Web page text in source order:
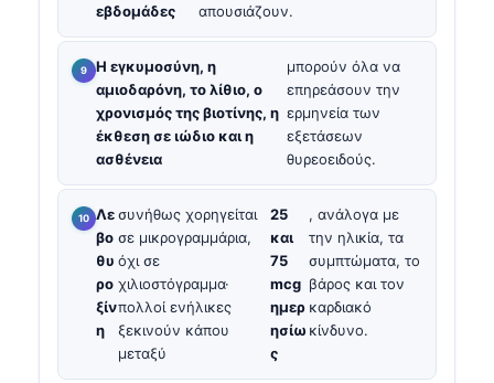
εβδομάδες
απουσιάζουν.
Η εγκυμοσύνη, η
αμιοδαρόνη, το λίθιο, ο
χρονισμός της βιοτίνης, η
έκθεση σε ιώδιο και η
ασθένεια
μπορούν όλα να
επηρεάσουν την
ερμηνεία των
εξετάσεων
θυρεοειδούς.
Λε
βο
θυ
ρο
ξίν
η
συνήθως χορηγείται
σε μικρογραμμάρια,
όχι σε
χιλιοστόγραμμα·
πολλοί ενήλικες
ξεκινούν κάπου
μεταξύ
25
και
75
mcg
ημερ
ησίω
ς
, ανάλογα με
την ηλικία, τα
συμπτώματα, το
βάρος και τον
καρδιακό
κίνδυνο.